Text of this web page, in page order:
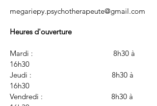
megariepy.psychotherapeute@gmail.com
Heures d'ouverture
Mardi :
8h30 à
16h30
Jeudi : 8h30 à
16h30
Vendredi : 8h30 à